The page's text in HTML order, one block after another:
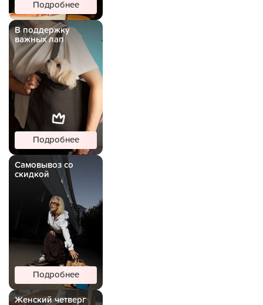
Подробнее
В поддержку
важных лап
Подробнее
Самовывоз со
скидкой
Подробнее
Женский четверг